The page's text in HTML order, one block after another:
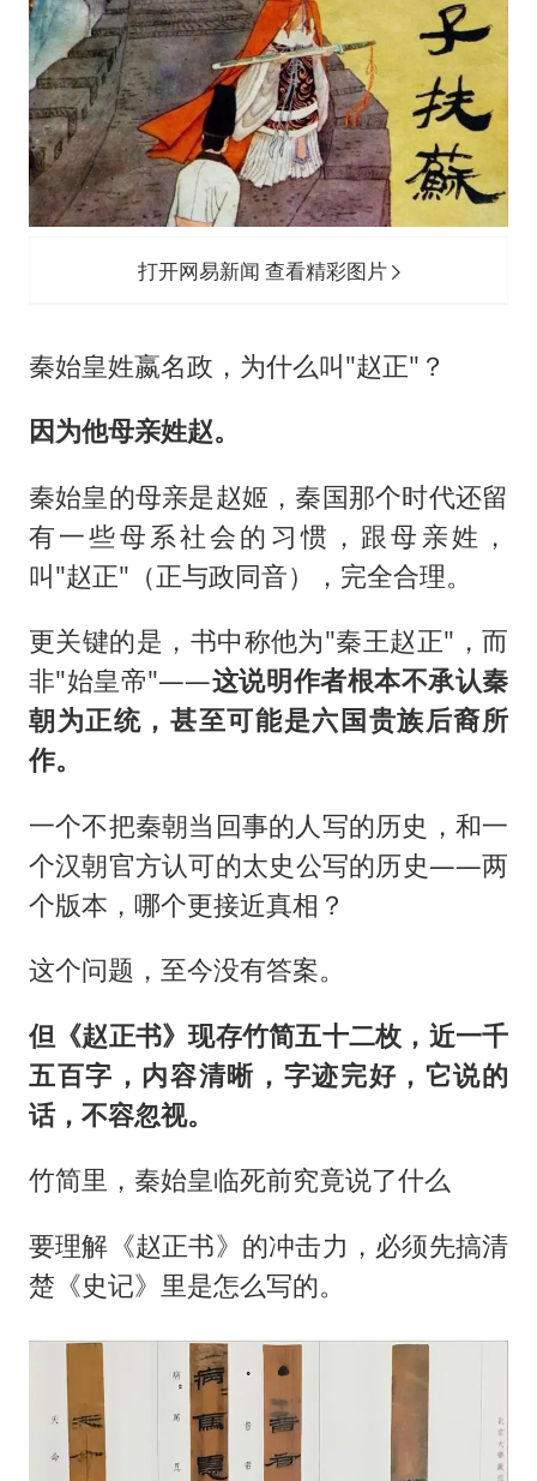
打开网易新闻 查看精彩图片
秦始皇姓嬴名政，为什么叫"赵正"？
因为他母亲姓赵。
秦始皇的母亲是赵姬，秦国那个时代还留
有一些母系社会的习惯，跟母亲姓，
叫"赵正"（正与政同音），完全合理。
更关键的是，书中称他为"秦王赵正"，而
非"始皇帝"——这说明作者根本不承认秦
朝为正统，甚至可能是六国贵族后裔所
作。
一个不把秦朝当回事的人写的历史，和一
个汉朝官方认可的太史公写的历史——两
个版本，哪个更接近真相？
这个问题，至今没有答案。
但《赵正书》现存竹简五十二枚，近一千
五百字，内容清晰，字迹完好，它说的
话，不容忽视。
竹简里，秦始皇临死前究竟说了什么
要理解《赵正书》的冲击力，必须先搞清
楚《史记》里是怎么写的。